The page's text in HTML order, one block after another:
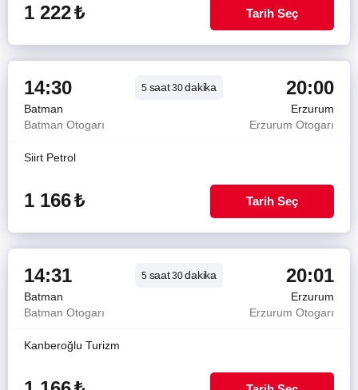
1 222₺ Tarih Seç
14:30 5 saat30dakika 20:00
Batman
Erzurum
Batman Otogarı
Erzurum Otogarı
Siirt Petrol
1 166₺ Tarih Seç
14:31 5 saat30dakika 20:01
Batman
Erzurum
Batman Otogarı
Erzurum Otogarı
Kanberoğlu Turizm